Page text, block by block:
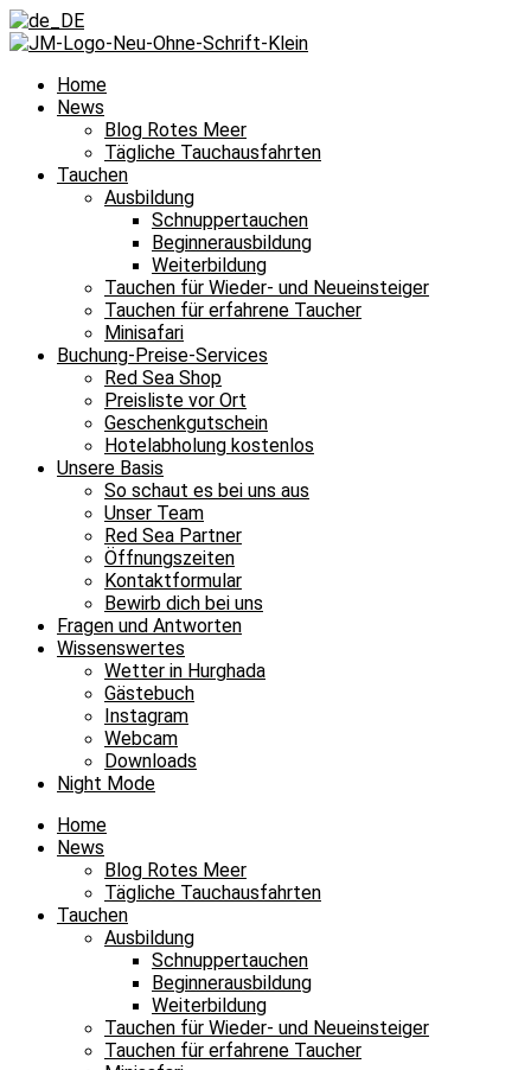
Home
News
Blog Rotes Meer
Tägliche Tauchausfahrten
Tauchen
Ausbildung
Schnuppertauchen
Beginnerausbildung
Weiterbildung
Tauchen für Wieder- und Neueinsteiger
Tauchen für erfahrene Taucher
Minisafari
Buchung-Preise-Services
Red Sea Shop
Preisliste vor Ort
Geschenkgutschein
Hotelabholung kostenlos
Unsere Basis
So schaut es bei uns aus
Unser Team
Red Sea Partner
Öffnungszeiten
Kontaktformular
Bewirb dich bei uns
Fragen und Antworten
Wissenswertes
Wetter in Hurghada
Gästebuch
Instagram
Webcam
Downloads
Night Mode
Home
News
Blog Rotes Meer
Tägliche Tauchausfahrten
Tauchen
Ausbildung
Schnuppertauchen
Beginnerausbildung
Weiterbildung
Tauchen für Wieder- und Neueinsteiger
Tauchen für erfahrene Taucher